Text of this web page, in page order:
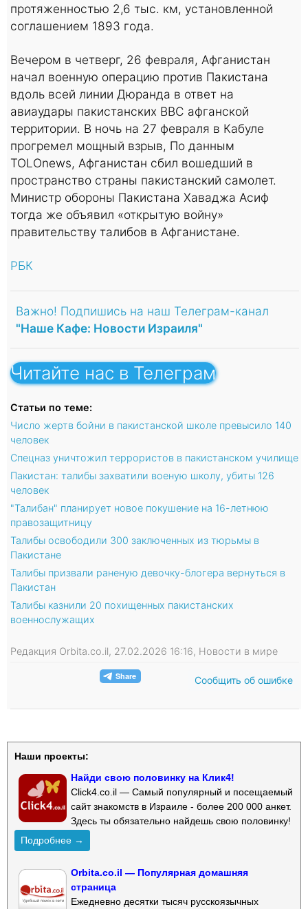
протяженностью 2,6 тыс. км, установленной
соглашением 1893 года.
Вечером в четверг, 26 февраля, Афганистан
начал военную операцию против Пакистана
вдоль всей линии Дюранда в ответ на
авиаудары пакистанских ВВС афганской
территории. В ночь на 27 февраля в Кабуле
прогремел мощный взрыв, По данным
TOLOnews, Афганистан сбил вошедший в
пространство страны пакистанский самолет.
Министр обороны Пакистана Хаваджа Асиф
тогда же объявил «открытую войну»
правительству талибов в Афганистане.
РБК
Важно! Подпишись на наш Телеграм-канал
"Наше Кафе: Новости Израиля"
Читайте нас в Телеграм
Статьи по теме:
Число жертв бойни в пакистанской школе превысило 140
человек
Спецназ уничтожил террористов в пакистанском училище
Пакистан: талибы захватили военую школу, убиты 126
человек
"Талибан" планирует новое покушение на 16-летнюю
правозащитницу
Талибы освободили 300 заключенных из тюрьмы в
Пакистане
Талибы призвали раненую девочку-блогера вернуться в
Пакистан
Талибы казнили 20 похищенных пакистанских
военнослужащих
Редакция Orbita.co.il, 27.02.2026 16:16, Новости в мире
Сообщить об ошибке
Наши проекты:
Найди свою половинку на Клик4!
Click4.co.il — Самый популярный и посещаемый
сайт знакомств в Израиле - более 200 000 анкет.
Здесь ты обязательно найдешь свою половинку!
Подробнее →
Orbita.co.il — Популярная домашняя
страница
Ежедневно десятки тысяч русскоязычных